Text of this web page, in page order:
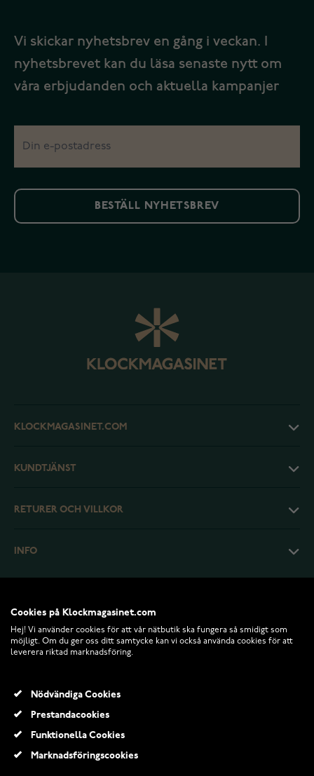
Vi skickar nyhetsbrev en gång i veckan. I
nyhetsbrevet kan du läsa senaste nytt om
våra erbjudanden och aktuella kampanjer
BESTÄLL NYHETSBREV
KLOCKMAGASINET.COM
KUNDTJÄNST
RETURER OCH VILLKOR
INFO
© 2026 Klockmagasinet.com
Cookies på Klockmagasinet.com
Hej! Vi använder cookies för att vår nätbutik ska fungera så smidigt som
möjligt. Om du ger oss ditt samtycke kan vi också använda cookies för att
leverera riktad marknadsföring.
Nödvändiga Cookies
Prestandacookies
Funktionella Cookies
Marknadsföringscookies